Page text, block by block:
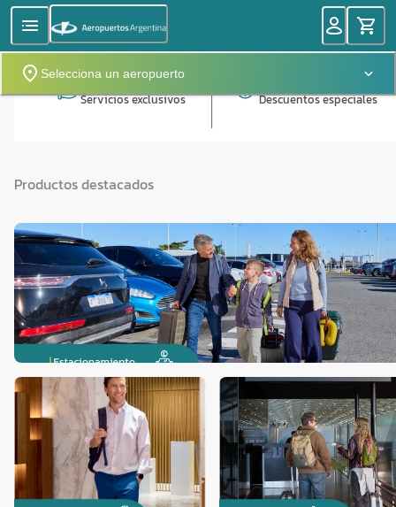
Selecciona un aeropuerto
Servicios exclusivos Descuentos especiales
Productos destacados